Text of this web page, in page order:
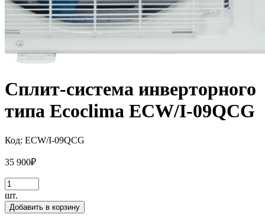
Сплит-система инверторного
типа Ecoclima ECW/I-09QCG
Код: ECW/I-09QCG
35 900₽
шт.
Добавить в корзину